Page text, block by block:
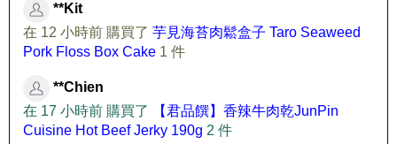
**Kit
在 12 小時前 購買了 芋見海苔肉鬆盒子 Taro Seaweed
Pork Floss Box Cake 1 件
**Chien
在 17 小時前 購買了
【君品饌】香辣牛肉乾JunPin
Cuisine Hot Beef Jerky 190g 2 件